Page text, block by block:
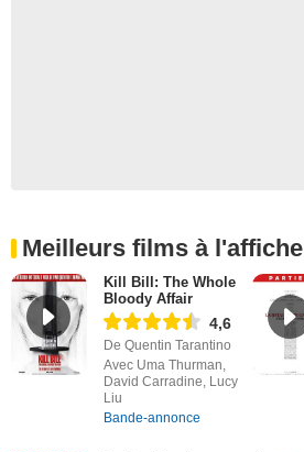
Meilleurs films à l'affiche
Kill Bill: The Whole
Bloody Affair
4,6
De Quentin Tarantino
Avec Uma Thurman,
David Carradine, Lucy
Liu
Bande-annonce